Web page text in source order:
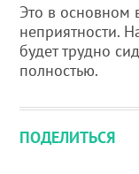
Это в основном
неприятности.
будет трудно
полностью.
ПОДЕЛИТЬСЯ